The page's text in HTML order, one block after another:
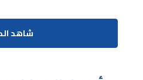
شاهد